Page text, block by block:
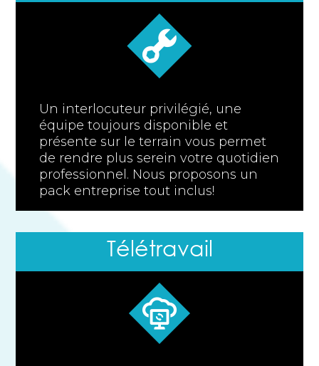
Un interlocuteur privilégié, une
équipe toujours disponible et
présente sur le terrain vous permet
de rendre plus serein votre quotidien
professionnel. Nous proposons un
pack entreprise tout inclus!
Télétravail